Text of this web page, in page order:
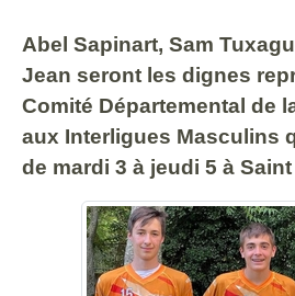
Abel Sapinart, Sam
Jean seront les dignes
Comité Départemental de
aux Interligues Masculins
de mardi 3 à jeudi 5 à